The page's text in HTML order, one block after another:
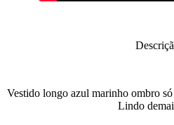
Vestido longo azul marinho ombro
Lindo